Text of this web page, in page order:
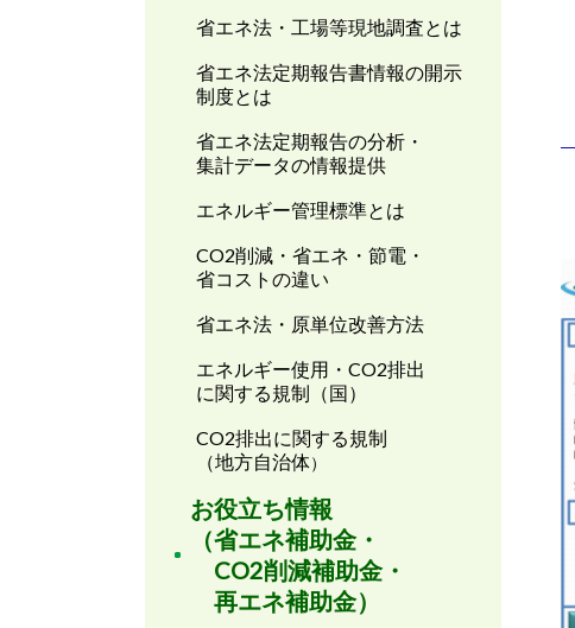
省エネ法・工場等現地調査とは
省エネ法定期報告書情報の開示
制度とは
省エネ法定期報告の分析・
集計データの情報提供
エネルギー管理標準とは
CO2削減・省エネ・節電・
省コストの違い
省エネ法・原単位改善方法
エネルギー使用・CO2排出
に関する規制（国）
CO2排出に関する規制
（地方自治体）
お役立ち情報
（省エネ補助金・
CO2削減補助金・
再エネ補助金）